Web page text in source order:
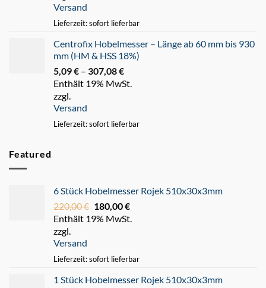
Versand
Lieferzeit: sofort lieferbar
Centrofix Hobelmesser – Länge ab 60 mm bis 930
mm (HM & HSS 18%)
5,09€ – 307,08€
5,09 €
Enthält 19% MwSt.
zzgl.
Versand
Lieferzeit: sofort lieferbar
Featured
6 Stück Hobelmesser Rojek 510x30x3mm
220,00€ Ursprünglicher
Preis
180,00€Aktueller
Preis
Enthält 19% MwSt.
zzgl.
Versand
Lieferzeit: sofort lieferbar
1 Stück Hobelmesser Rojek 510x30x3mm